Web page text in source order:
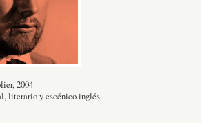
2004
literario y escénico inglés.